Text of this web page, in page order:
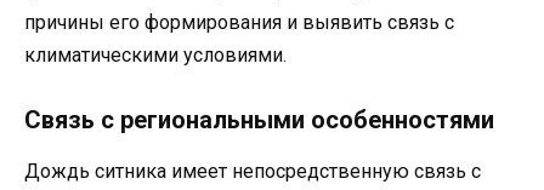
причины его формирования и выявить связь с
климатическими условиями.
Связь с региональными особенностями
Дождь ситника имеет непосредственную связь с